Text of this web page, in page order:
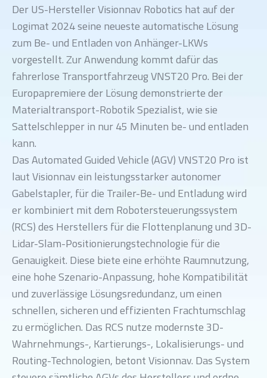
Der US-Hersteller Visionnav Robotics hat auf der
Logimat 2024 seine neueste automatische Lösung
zum Be- und Entladen von Anhänger-LKWs
vorgestellt. Zur Anwendung kommt dafür das
fahrerlose Transportfahrzeug VNST20 Pro. Bei der
Europapremiere der Lösung demonstrierte der
Materialtransport-Robotik Spezialist, wie sie
Sattelschlepper in nur 45 Minuten be- und entladen
kann.
Das Automated Guided Vehicle (AGV) VNST20 Pro ist
laut Visionnav ein leistungsstarker autonomer
Gabelstapler, für die Trailer-Be- und Entladung wird
er kombiniert mit dem Robotersteuerungssystem
(RCS) des Herstellers für die Flottenplanung und 3D-
Lidar-Slam-Positionierungstechnologie für die
Genauigkeit. Diese biete eine erhöhte Raumnutzung,
eine hohe Szenario-Anpassung, hohe Kompatibilität
und zuverlässige Lösungsredundanz, um einen
schnellen, sicheren und effizienten Frachtumschlag
zu ermöglichen. Das RCS nutze modernste 3D-
Wahrnehmungs-, Kartierungs-, Lokalisierungs- und
Routing-Technologien, betont Visionnav. Das System